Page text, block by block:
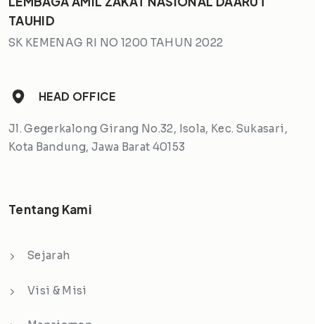
TAUHID
SK KEMENAG RI NO 1200 TAHUN 2022
HEAD OFFICE
Jl. Gegerkalong Girang No.32, Isola, Kec. Sukasari,
Kota Bandung, Jawa Barat 40153
Tentang Kami
Sejarah
Visi & Misi